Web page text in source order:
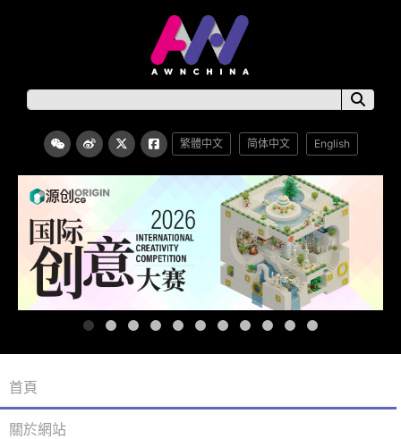
繁體中文 简体中文 English
首頁
關於網站